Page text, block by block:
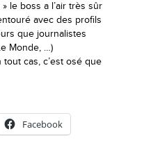
le boss a l’air très sûr
avec des profils
que journalistes
Monde, …)
cas, c’est osé que
Facebook